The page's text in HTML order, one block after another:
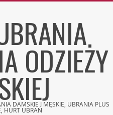
ODZIEŻY
DAMSKIE I MĘSKIE, UBRANIA PLUS
HURT UBRAŃ